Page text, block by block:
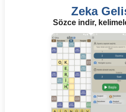
Zeka
Sözce indir,